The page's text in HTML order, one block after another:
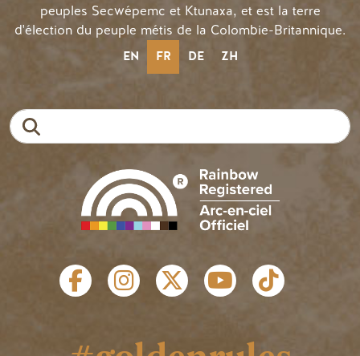
peuples Secwépemc et Ktunaxa, et est la terre
d'élection du peuple métis de la Colombie-Britannique.
EN FR DE ZH
LIENS SOCIAUX